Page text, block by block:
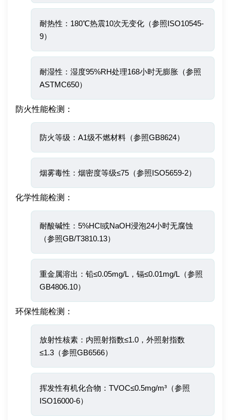
耐热性：180℃热震10次无变化（参照ISO10545-
9）
耐湿性：湿度95%RH处理168小时无膨胀（参照
ASTMC650）
防火性能检测：
防火等级：A1级不燃材料（参照GB8624）
烟雾毒性：烟密度等级≤75（参照ISO5659-2）
化学性能检测：
耐酸碱性：5%HCl或NaOH浸泡24小时无腐蚀
（参照GB/T3810.13）
重金属溶出：铅≤0.05mg/L，镉≤0.01mg/L（参照
GB4806.10）
环保性能检测：
放射性核素：内照射指数≤1.0，外照射指数
≤1.3（参照GB6566）
挥发性有机化合物：TVOC≤0.5mg/m³（参照
ISO16000-6）